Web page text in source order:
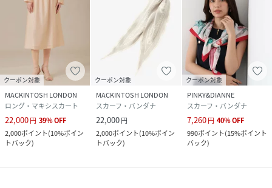
クーポン対象
MACKINTOSH LONDON
ロング・マキシスカート
22,000円 39%OFF
2,000ポイント(10%ポイン
トバック)
クーポン対象
MACKINTOSH LONDON
スカーフ・バンダナ
22,000円
2,000ポイント(10%ポイン
トバック)
クーポン対象
PINKY&DIANNE
スカーフ・バンダナ
7,260円 40%OFF
990ポイント(15%ポイント
バック)